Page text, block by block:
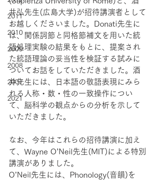
2011
2010
2009
2008
2007
2021
井弘先生(広島大学)が招待講演者として
お越しくださいました。Donati先生に
は、関係詞節と同格節補文を用いた統
語処理実験の結果をもとに、提案され
た統語理論の妥当性を検証する試みに
ついてお話をしていただきました。酒
井先生には、日本語の敬語表現にみら
れる人称・数・性の一致操作につい
て、脳科学の観点からの分析を示して
いただきました。
なお、今年はこれらの招待講演に加え
て、Wayne O’Neil先生(MIT)による特別
講演がありました。
O’Neil先生には、Phonology(音韻)を